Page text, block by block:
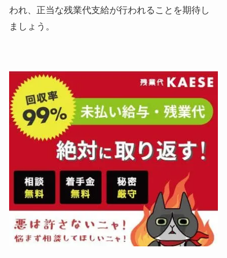
われ、正当な残業代支給が行われることを期待し
ましょう。